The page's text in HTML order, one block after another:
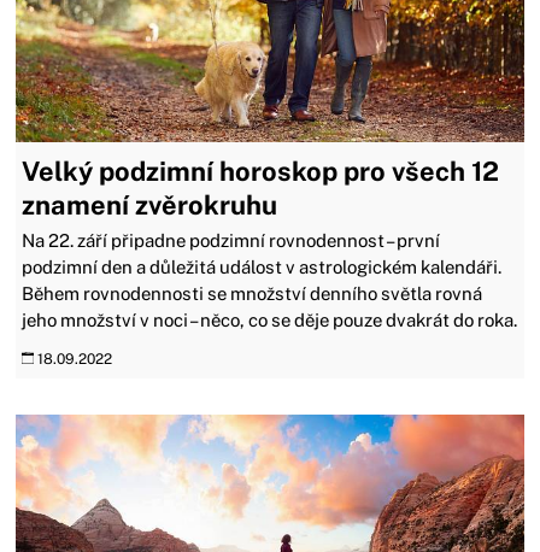
Velký podzimní horoskop pro všech 12
znamení zvěrokruhu
Na 22. září připadne podzimní rovnodennost – první
podzimní den a důležitá událost v astrologickém kalendáři.
Během rovnodennosti se množství denního světla rovná
jeho množství v noci – něco, co se děje pouze dvakrát do roka.
18.09.2022